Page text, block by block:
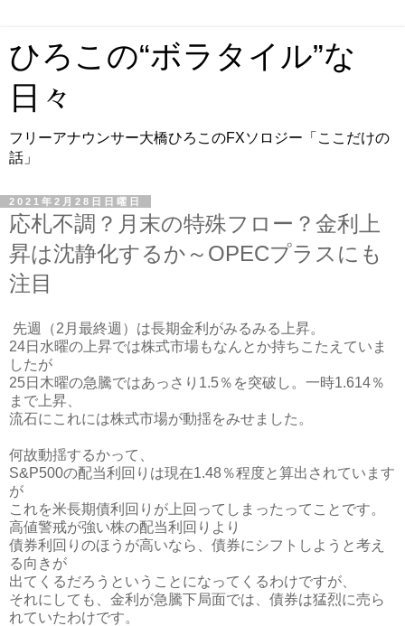
ひろこの“ボラタイル”な
日々
フリーアナウンサー大橋ひろこのFXソロジー「ここだけの
話」
2021年2月28日日曜日
応札不調？月末の特殊フロー？金利上
昇は沈静化するか～OPECプラスにも
注目
先週（2月最終週）は長期金利がみるみる上昇。
24日水曜の上昇では株式市場もなんとか持ちこたえていま
したが
25日木曜の急騰ではあっさり1.5％を突破し。一時1.614％
まで上昇、
流石にこれには株式市場が動揺をみせました。
何故動揺するかって、
S&P500の配当利回りは現在1.48％程度と算出されています
が
これを米長期債利回りが上回ってしまったってことです。
高値警戒が強い株の配当利回りより
債券利回りのほうが高いなら、債券にシフトしようと考え
る向きが
出てくるだろうということになってくるわけですが、
それにしても、金利が急騰下局面では、債券は猛烈に売ら
れていたわけです。